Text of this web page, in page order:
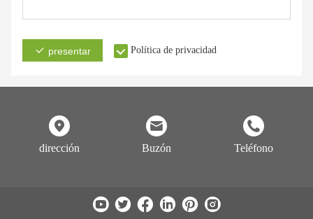
presentar Política de privacidad
dirección Buzón Teléfono